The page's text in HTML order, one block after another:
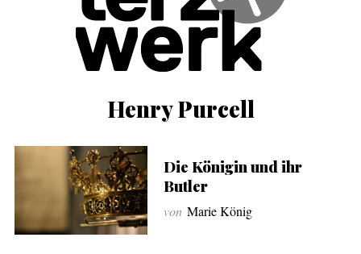
Henry Purcell
Die Königin und ihr
Butler
von Marie König